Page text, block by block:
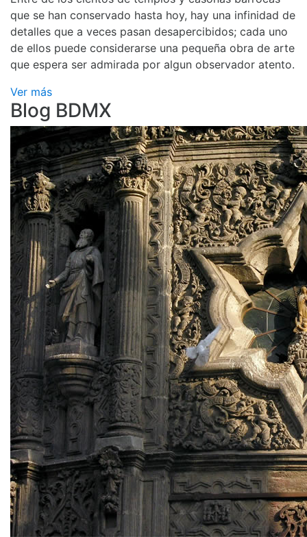
que se han conservado hasta hoy, hay una infinidad de
detalles que a veces pasan desapercibidos; cada uno
de ellos puede considerarse una pequeña obra de arte
que espera ser admirada por algun observador atento.
Ver más
Blog BDMX